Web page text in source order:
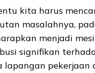
kita harus
masalahnya,
menjadi
signifikan
lapangan pekerjaan